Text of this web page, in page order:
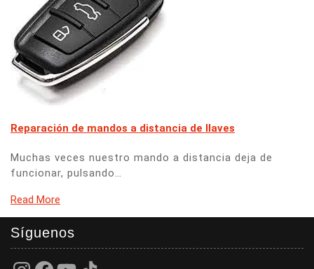
Reparación de mandos a distancia de llaves
Muchas veces nuestro mando a distancia deja de
funcionar, pulsando…
Read More
Síguenos
InstagramFacebookYouTube
TikTok